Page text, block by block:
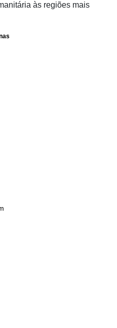
às regiões mais